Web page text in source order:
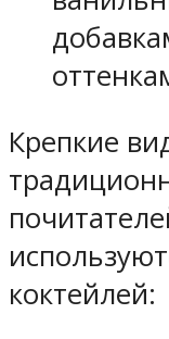
Крепкие
коктейлей: